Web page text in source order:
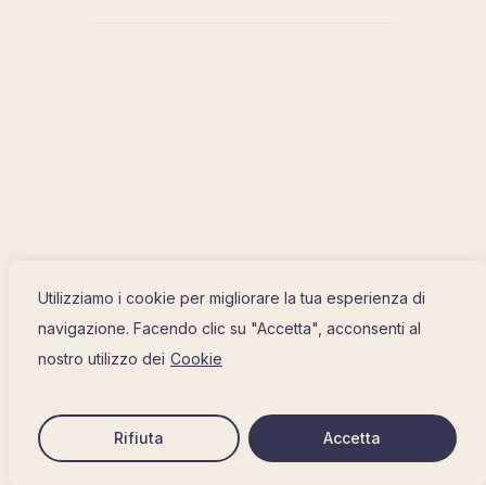
Utilizziamo i cookie per migliorare la tua esperienza di
navigazione. Facendo clic su "Accetta", acconsenti al
nostro utilizzo dei Cookie
Rifiuta Accetta